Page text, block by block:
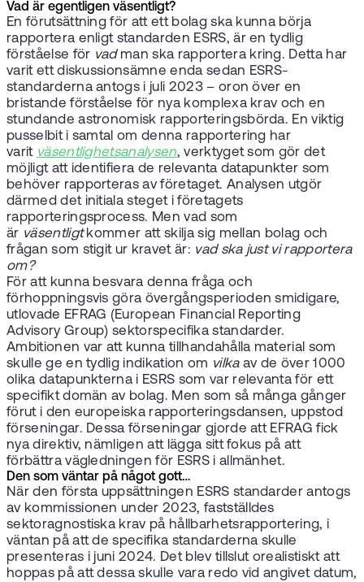
Vad är egentligen väsentligt?
En förutsättning för att ett bolag ska kunna börja
rapportera enligt standarden ESRS, är en tydlig
förståelse för vadman ska rapportera kring. Detta har
varit ett diskussionsämne enda sedan ESRS-
standarderna antogs i juli 2023 – oron över en
bristande förståelse för nya komplexa krav och en
stundande astronomisk rapporteringsbörda. En viktig
pusselbit i samtal om denna rapportering har
varit väsentlighetsanalysen, verktyget som gör det
möjligt att identifiera de relevanta datapunkter som
behöver rapporteras av företaget. Analysen utgör
därmed det initiala steget i företagets
rapporteringsprocess. Men vad som
är väsentligtkommer att skilja sig mellan bolag och
frågan som stigit ur kravet är: vad ska just vi rapportera
om?
För att kunna besvara denna fråga och
förhoppningsvis göra övergångsperioden smidigare,
utlovade EFRAG (European Financial Reporting
Advisory Group) sektorspecifika standarder.
Ambitionen var att kunna tillhandahålla material som
skulle ge en tydlig indikation om vilkaav de över 1000
olika datapunkterna i ESRS som var relevanta för ett
specifikt domän av bolag. Men som så många gånger
förut i den europeiska rapporteringsdansen, uppstod
förseningar. Dessa förseningar gjorde att EFRAG fick
nya direktiv, nämligen att lägga sitt fokus på att
förbättra vägledningen för ESRS i allmänhet.
Den som väntar på något gott…
När den första uppsättningen ESRS standarder antogs
av kommissionen under 2023, fastställdes
sektoragnostiska krav på hållbarhetsrapportering, i
väntan på att de specifika standarderna skulle
presenteras i juni 2024. Det blev tillslut orealistiskt att
hoppas på att dessa skulle vara redo vid angivet datum,